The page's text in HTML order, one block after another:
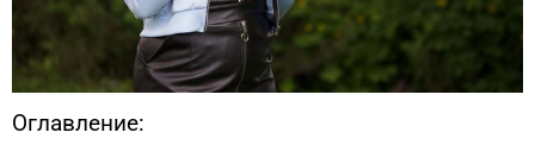
Оглавление: